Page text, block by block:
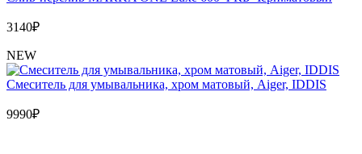
3140₽
NEW
Cмеситель для умывальника, хром матовый, Aiger, IDDIS
9990₽